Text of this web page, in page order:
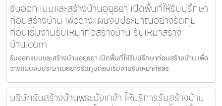
รับออกแบบและสร้างบ้านอุยุธยา เปิดพื้นที่ให้รับปรึกษา
ก่อนสร้างบ้าน เพื่อวางแผนงบประมาณอย่างรัดกุม
ก่อนเริ่มงานรับเหมาก่อสร้างบ้าน รับเหมาสร้าง
บ้าน.com
รับออกแบบและสร้างบ้านอุยุธยา เปิดพื้นที่ให้รับปรึกษาก่อนสร้างบ้าน เพื่อ
วางแผนงบประมาณอย่างรัดกุมก่อนเริ่มงานรับเหมาก่อสร
บริษัทรับสร้างบ้านพระนั่งเกล้า ให้บริการรับสร้างบ้าน